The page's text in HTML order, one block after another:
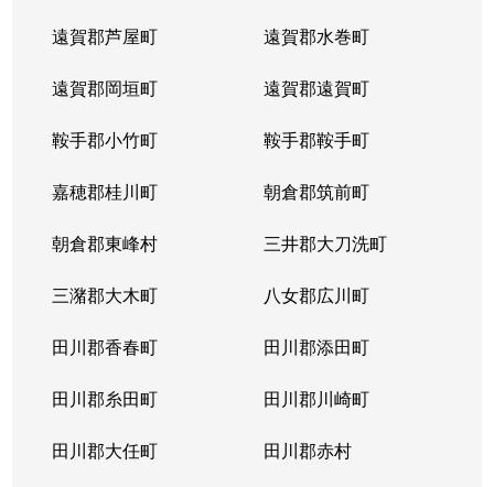
遠賀郡芦屋町 遠賀郡水巻町
遠賀郡岡垣町 遠賀郡遠賀町
鞍手郡小竹町 鞍手郡鞍手町
嘉穂郡桂川町 朝倉郡筑前町
朝倉郡東峰村 三井郡大刀洗町
三潴郡大木町 八女郡広川町
田川郡香春町 田川郡添田町
田川郡糸田町 田川郡川崎町
田川郡大任町 田川郡赤村